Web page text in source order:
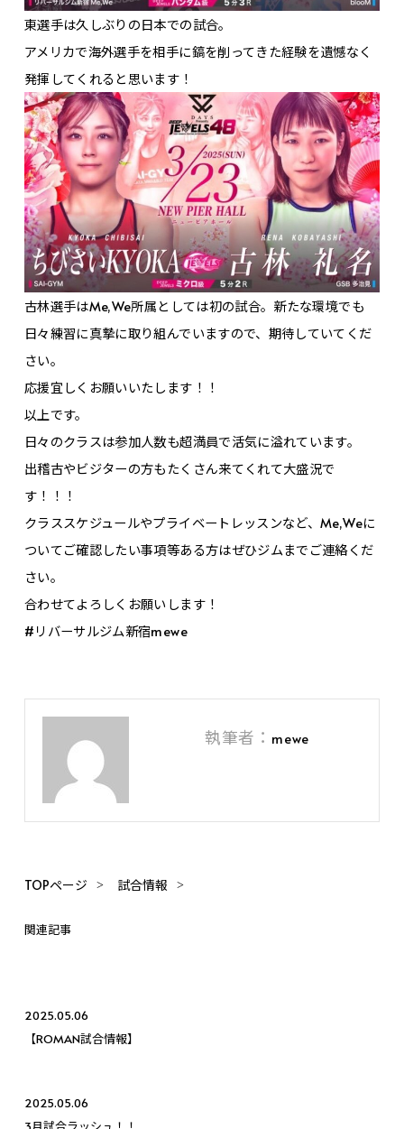
東選手は久しぶりの日本での試合。
アメリカで海外選手を相手に鎬を削ってきた経験を遺憾なく
発揮してくれると思います！
古林選手はMe,We所属としては初の試合。新たな環境でも
日々練習に真摯に取り組んでいますので、期待していてくだ
さい。
応援宜しくお願いいたします！！
以上です。
日々のクラスは参加人数も超満員で活気に溢れています。
出稽古やビジターの方もたくさん来てくれて大盛況で
す！！！
クラススケジュールやプライベートレッスンなど、Me,Weに
ついてご確認したい事項等ある方はぜひジムまでご連絡くだ
さい。
合わせてよろしくお願いします！
#リバーサルジム新宿mewe
執筆者： mewe
TOPページ 試合情報
関連記事
2025.05.06
【ROMAN試合情報】
2025.05.06